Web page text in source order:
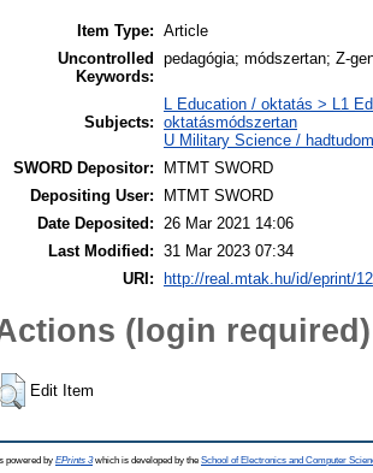
Item Type: Article
Uncontrolled
Keywords:
pedagógia; módszertan; Z-
Subjects:
L Education / oktatás > L1
oktatásmódszertan
U Military Science /
SWORD Depositor:
MTMT SWORD
Depositing User:
MTMT SWORD
Date Deposited:
26 Mar 2021 14:06
Last Modified: 31 Mar 2023 07:34
URI:
http://real.mtak.hu/id/eprint/
(login required)
Edit Item
powered by EPrints 3which is developed by the School of Electronics and Computer